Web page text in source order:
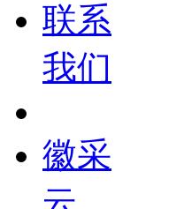
联系
我们
徽采